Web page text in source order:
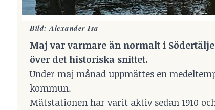
Bild: Alexander Isa
Maj var varmare än normalt i
över det historiska snittet.
Under maj månad uppmättes en
kommun.
Mätstationen har varit aktiv sedan 1910